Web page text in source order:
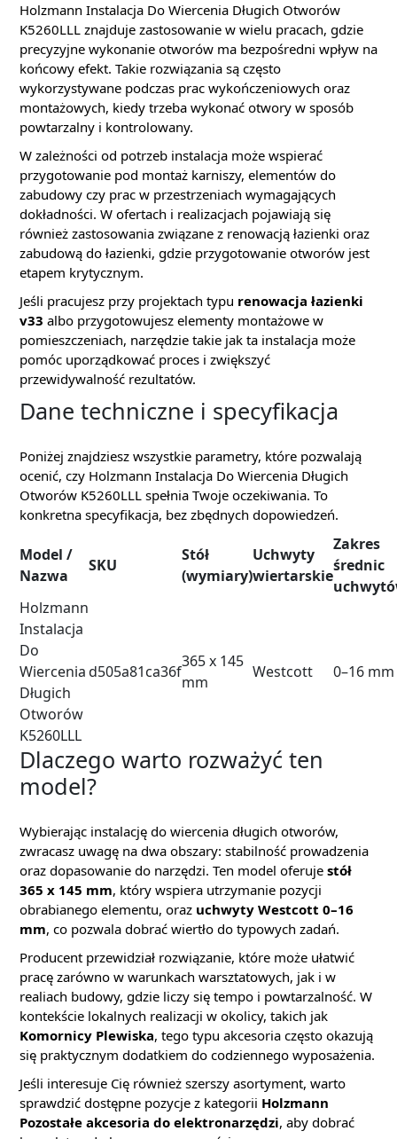
Holzmann Instalacja Do Wiercenia Długich Otworów
K5260LLL znajduje zastosowanie w wielu pracach, gdzie
precyzyjne wykonanie otworów ma bezpośredni wpływ na
końcowy efekt. Takie rozwiązania są często
wykorzystywane podczas prac wykończeniowych oraz
montażowych, kiedy trzeba wykonać otwory w sposób
powtarzalny i kontrolowany.
W zależności od potrzeb instalacja może wspierać
przygotowanie pod montaż karniszy, elementów do
zabudowy czy prac w przestrzeniach wymagających
dokładności. W ofertach i realizacjach pojawiają się
również zastosowania związane z renowacją łazienki oraz
zabudową do łazienki, gdzie przygotowanie otworów jest
etapem krytycznym.
Jeśli pracujesz przy projektach typu renowacja łazienki
v33 albo przygotowujesz elementy montażowe w
pomieszczeniach, narzędzie takie jak ta instalacja może
pomóc uporządkować proces i zwiększyć
przewidywalność rezultatów.
Dane techniczne i specyfikacja
Poniżej znajdziesz wszystkie parametry, które pozwalają
ocenić, czy Holzmann Instalacja Do Wiercenia Długich
Otworów K5260LLL spełnia Twoje oczekiwania. To
konkretna specyfikacja, bez zbędnych dopowiedzeń.
Model /
Nazwa
SKU
Stół
(wymiary)
Uchwyty
wiertarskie
Zakres
średnic
Holzmann
Instalacja
Do
Wiercenia
Długich
Otworów
K5260LLL
d505a81ca36f
365 x 145
mm
Westcott 0–16 mm
Dlaczego warto rozważyć ten
model?
Wybierając instalację do wiercenia długich otworów,
zwracasz uwagę na dwa obszary: stabilność prowadzenia
oraz dopasowanie do narzędzi. Ten model oferuje stół
365 x 145 mm, który wspiera utrzymanie pozycji
obrabianego elementu, oraz uchwyty Westcott 0–16
mm, co pozwala dobrać wiertło do typowych zadań.
Producent przewidział rozwiązanie, które może ułatwić
pracę zarówno w warunkach warsztatowych, jak i w
realiach budowy, gdzie liczy się tempo i powtarzalność. W
kontekście lokalnych realizacji w okolicy, takich jak
Komornicy Plewiska, tego typu akcesoria często okazują
się praktycznym dodatkiem do codziennego wyposażenia.
Jeśli interesuje Cię również szerszy asortyment, warto
sprawdzić dostępne pozycje z kategorii Holzmann
Pozostałe akcesoria do elektronarzędzi, aby dobrać